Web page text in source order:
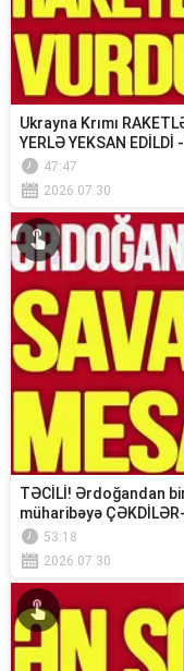
Ukrayna Krımı
YERLƏ YEKSAN EDİLDİ
47:47
2026.07.30
TƏCİLİ! Ərdoğandan
müharibəyə
53:18
2026.07.30